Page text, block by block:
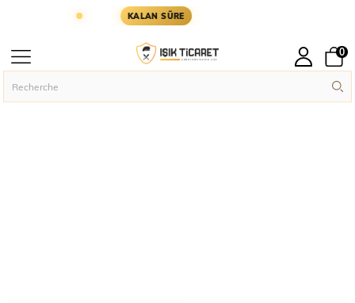
KALAN SÜRE KARGOYA YETİŞMESİ İÇİN KALAN
0
Page principal